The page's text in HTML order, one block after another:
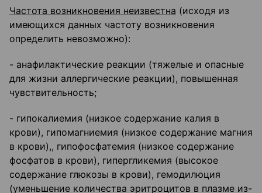
Частота возникновения неизвестна (исходя из
имеющихся данных частоту возникновения
определить невозможно):
- анафилактические реакции (тяжелые и опасные
для жизни аллергические реакции), повышенная
чувствительность;
- гипокалиемия (низкое содержание калия в
крови), гипомагниемия (низкое содержание магния
в крови),, гипофосфатемия (низкое содержание
фосфатов в крови), гипергликемия (высокое
содержание глюкозы в крови), гемодилюция
(уменьшение количества эритроцитов в плазме из-